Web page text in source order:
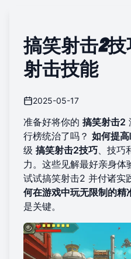
搞笑射击2
射击技能
2025-05-17
准备好将你的 搞笑射击2
行榜统治了吗？ 如何提
级 搞笑射击2技巧 、技
力。这些见解最好亲身体
试试搞笑射击2 并付诸实
何在游戏中玩无限制的精
是关键。